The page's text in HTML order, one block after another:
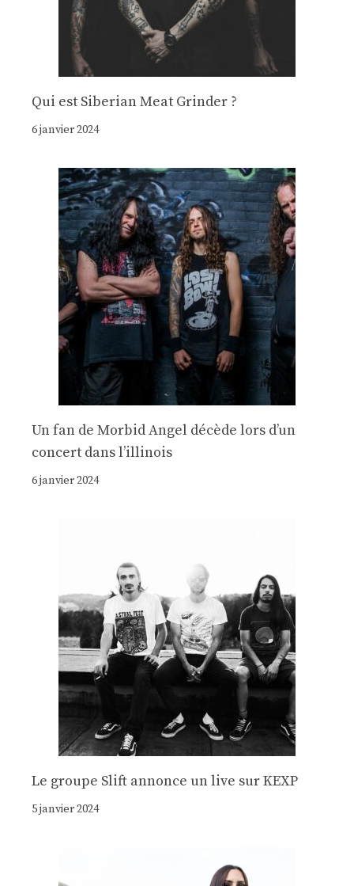
Qui est Siberian Meat Grinder ?
6 janvier 2024
Un fan de Morbid Angel décède lors d’un
concert dans l’illinois
6 janvier 2024
Le groupe Slift annonce un live sur KEXP
5 janvier 2024